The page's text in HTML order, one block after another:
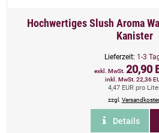
Hochwertiges Slush Aroma
Kanister
Lieferzeit: 1-3
exkl. MwSt. 20,90
inkl. MwSt. 22,36
4,47 EUR pro
zzgl.
Details